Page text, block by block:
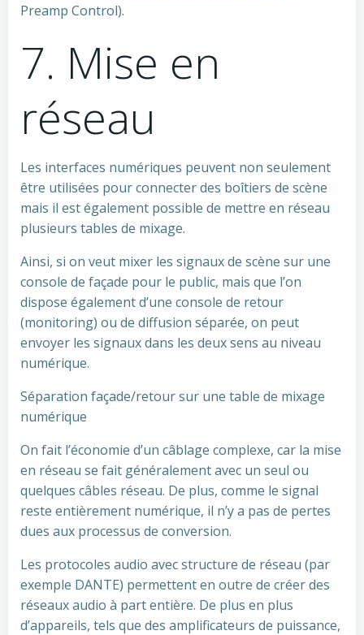
Preamp Control).
7. Mise en
réseau
Les interfaces numériques peuvent non seulement
être utilisées pour connecter des boîtiers de scène
mais il est également possible de mettre en réseau
plusieurs tables de mixage.
Ainsi, si on veut mixer les signaux de scène sur une
console de façade pour le public, mais que l’on
dispose également d’une console de retour
(monitoring) ou de diffusion séparée, on peut
envoyer les signaux dans les deux sens au niveau
numérique.
Séparation façade/retour sur une table de mixage
numérique
On fait l’économie d’un câblage complexe, car la mise
en réseau se fait généralement avec un seul ou
quelques câbles réseau. De plus, comme le signal
reste entièrement numérique, il n’y a pas de pertes
dues aux processus de conversion.
Les protocoles audio avec structure de réseau (par
exemple DANTE) permettent en outre de créer des
réseaux audio à part entière. De plus en plus
d’appareils, tels que des amplificateurs de puissance,